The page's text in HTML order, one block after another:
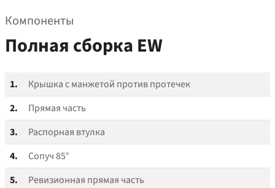
Компоненты
Полная сборка EW
1.
Крышка с манжетой против протечек
2.
Прямая часть
3.
Распорная втулка
4.
Сопуч 85°
5.
Ревизионная прямая часть